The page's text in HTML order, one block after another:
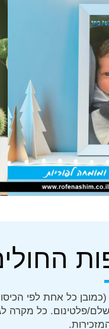
כל אחת לפי
פלטינום. כל מקרה